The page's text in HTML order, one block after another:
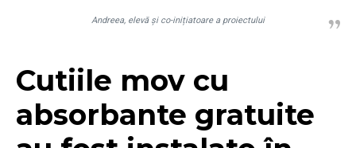
Andreea, elevă și co-inițiatoare a proiectului
Cutiile mov cu
absorbante gratuite